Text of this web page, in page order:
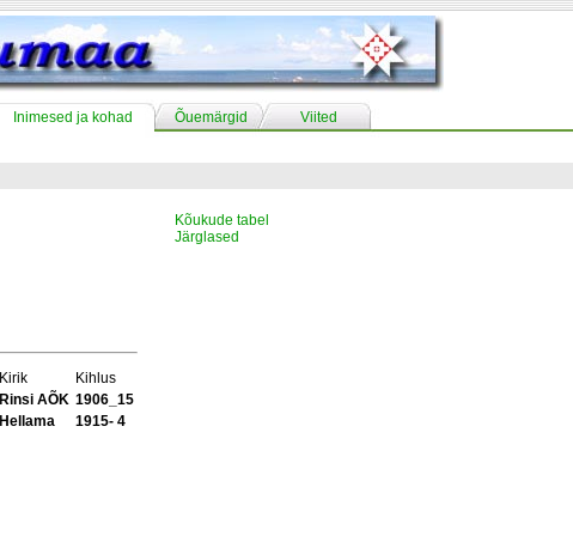
Inimesed ja kohad Õuemärgid Viited
Kirik
Kihlus
Rinsi AÕK 1906_15
Hellama
1915- 4
Kõukude tabel
Järglased